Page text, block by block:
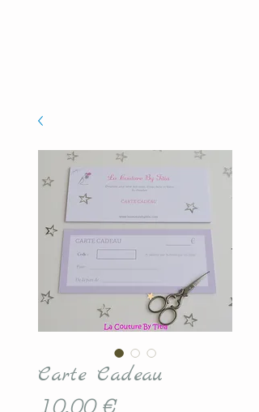
Carte Cadeau
10,00 €Prix